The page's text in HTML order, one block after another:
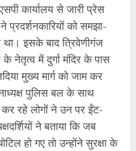
कार्यालय से जारी प्रेस
प्रदर्शनकारियों को समझा-
इसके बाद त्रिवेणीगंज
नेतृत्व में दुर्गा मंदिर के पास
मुख्य मार्ग को जाम कर
पुलिस बल के साथ
रहे लोगों ने उन पर ईंट-
ने बताया कि जब
हो गए तो उन्होंने सुरक्षा के